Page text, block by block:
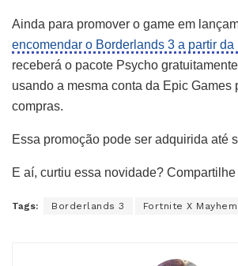
Ainda para promover o game em
encomendar o Borderlands 3 a partir
receberá o pacote Psycho
usando a mesma conta da Epic Games
compras.
Essa promoção pode ser adquirida até
E aí, curtiu essa novidade?
Tags: Borderlands 3 Fortnite X Mayhem